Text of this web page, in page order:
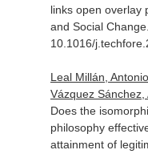
links open overlay
and Social Change
10.1016/
Leal Millán,
Vázquez Sánchez,
Does the
philosophy
attainment of